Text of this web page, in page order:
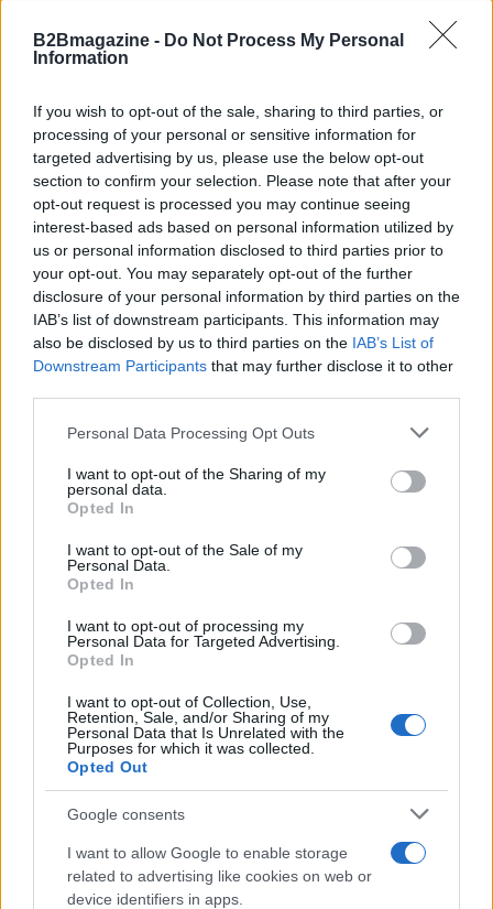
B2Bmagazine - Do Not Process My Personal
Information
If you wish to opt-out of the sale, sharing to third parties, or
processing of your personal or sensitive information for
targeted advertising by us, please use the below opt-out
section to confirm your selection. Please note that after your
opt-out request is processed you may continue seeing
interest-based ads based on personal information utilized by
us or personal information disclosed to third parties prior to
your opt-out. You may separately opt-out of the further
disclosure of your personal information by third parties on the
IAB’s list of downstream participants. This information may
also be disclosed by us to third parties on the IAB’s List of
Downstream Participants that may further disclose it to other
Please note that this website/app uses one or more Google
not limited to your visit or usage behaviour. You may click to
grant or deny consent to Google and its third-party tags to
use your data for below specified purposes in below Google
consent section.
Personal Data Processing Opt Outs
I want to opt-out of the Sharing of my
personal data.
Opted In
I want to opt-out of the Sale of my
Personal Data.
Opted In
I want to opt-out of processing my
Personal Data for Targeted Advertising.
Opted In
I want to opt-out of Collection, Use,
Retention, Sale, and/or Sharing of my
Personal Data that Is Unrelated with the
Purposes for which it was collected.
Opted Out
Google consents
I want to allow Google to enable storage
related to advertising like cookies on web or
device identifiers in apps.
Continua a leggere
Novità bollette luce: prezzi zonali, bonus e incentivi
per il 2026
Linda Pellegrini · 6 Ago 2026
SERVIZI PER LE AZIENDE